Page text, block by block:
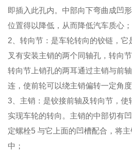
即插入此孔内。中部向下弯曲成凹
位置得以降低，从而降低汽车质心；
2、转向节：是车轮转向的铰链，它
叉有安装主销的两个同轴孔，转向
转向节上销孔的两耳通过主销与前
连，使前轮可以绕主销偏转一定角
3、主销：是铰接前轴及转向节，使
实现车轮的转向。主销的中部切有
定螺栓5 与它上面的凹槽配合，将
中；